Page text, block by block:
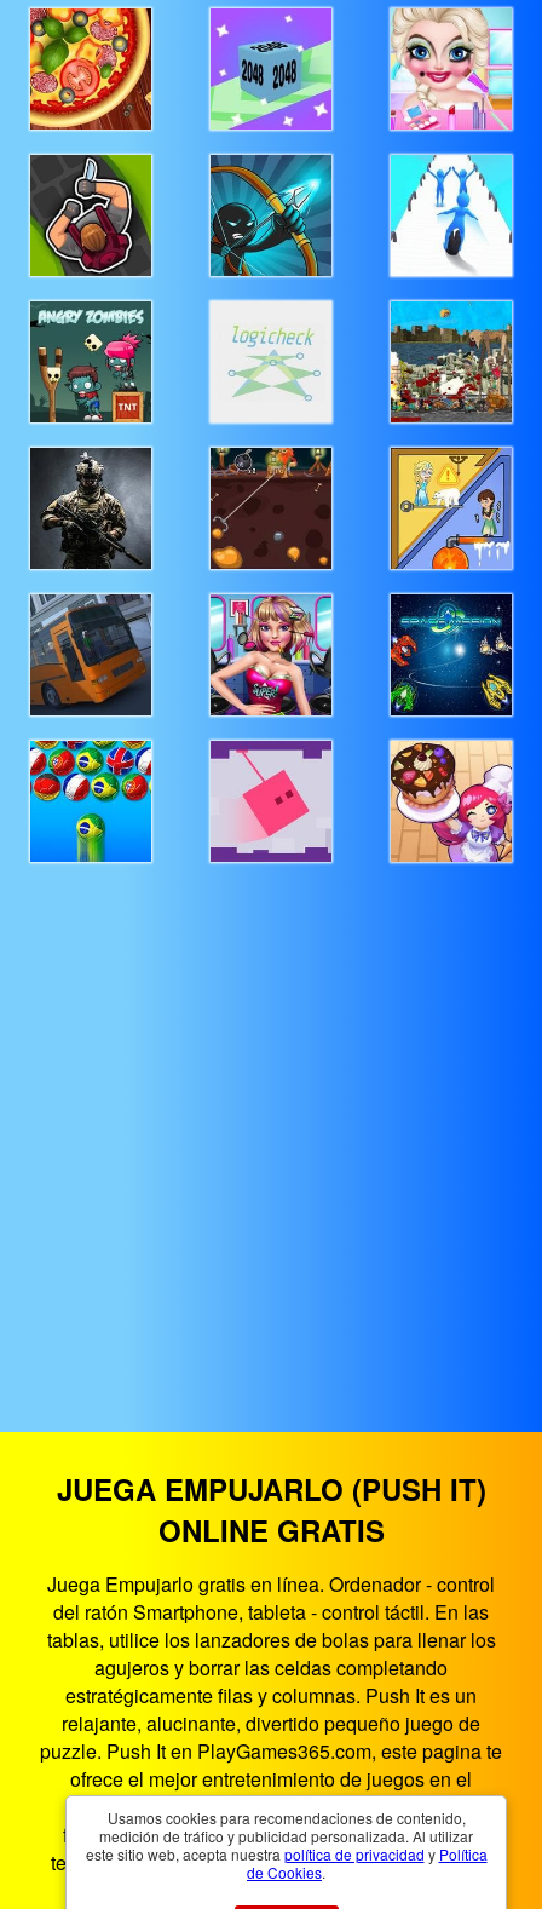
JUEGA EMPUJARLO (PUSH IT)
ONLINE GRATIS
Juega Empujarlo gratis en línea. Ordenador - control
del ratón Smartphone, tableta - control táctil. En las
tablas, utilice los lanzadores de bolas para llenar los
agujeros y borrar las celdas completando
estratégicamente filas y columnas. Push It es un
relajante, alucinante, divertido pequeño juego de
puzzle. Push It en PlayGames365.com, este pagina te
ofrece el mejor entretenimiento de juegos en el
navegador. Empujarlo es un juego HTML5 que
funciona en teléfonos inteligentes, tabletas, PC y
televisores inteligentes. Puedes jugar Empujarlo en
cualquier lugar y en cualquier momento.
Usamos cookies para recomendaciones de contenido,
medición de tráfico y publicidad personalizada. Al utilizar
este sitio web, acepta nuestra política de privacidad y Política
de Cookies.